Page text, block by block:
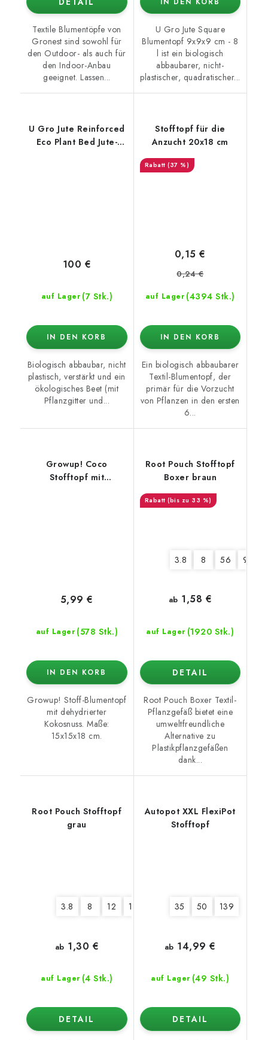
Textile Blumentöpfe von
Gronest sind sowohl für
den Outdoor- als auch für
den Indoor-Anbau
geeignet. Lassen...
U Gro Jute Square
Blumentopf 9x9x9 cm - 8
l ist ein biologisch
abbaubarer, nicht-
plastischer, quadratischer...
U Gro Jute Reinforced
Eco Plant Bed Jute-
auf Lager (7 Stk.)
100 €
IN DEN KORB
Biologisch abbaubar, nicht
plastisch, verstärkt und ein
ökologisches Beet (mit
Pflanzgitter und...
Stofftopf für die
Anzucht 20x18 cm
(37 %)
auf Lager (4394 Stk.)
0,15 €
0,24 €
IN DEN KORB
Ein biologisch abbaubarer
Textil-Blumentopf, der
primär für die Vorzucht
von Pflanzen in den ersten
6...
Growup! Coco
Stofftopf mit
auf Lager (578 Stk.)
5,99 €
IN DEN KORB
Growup! Stoff-Blumentopf
mit dehydrierter
Kokosnuss. Maße:
15x15x18 cm.
Root Pouch Stofftopf
Boxer braun
(bis zu 33 %)
3.8 8 56 95
auf Lager (1920 Stk.)
ab 1,58 €
DETAIL
Root Pouch Boxer Textil-
Pflanzgefäß bietet eine
umweltfreundliche
Alternative zu
Plastikpflanzgefäßen
dank...
Root Pouch Stofftopf
grau
3.8 8 12 16
auf Lager (4 Stk.)
ab 1,30 €
DETAIL
Autopot XXL FlexiPot
Stofftopf
35 50 139
auf Lager (49 Stk.)
ab 14,99 €
DETAIL